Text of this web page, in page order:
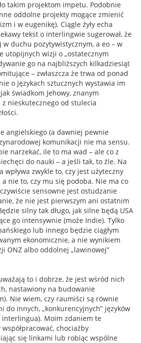
takim projektom impetu. Podobnie
oddolne projekty mogące zmienić
i w eugenikę). Ciągle żyły echa
tekst o interlingwie sugerował, że
w duchu pozytywistycznym, a eo – w
utopijnych wizji o „ostatecznym
go na najbliższych kilkadziesiąt
– zwłaszcza że trwa od ponad
o językach sztucznych wystawia im
świadkom Jehowy, znanym
nieskutecznego od stulecia
angielskiego (a dawniej pewnie
komunikacji nie ma sensu.
narzekać, ile to ma wad – ale co z
do nauki – a jeśli tak, to źle. Na
wpływa zwykle to, czy jest użyteczny
a nie to, czy mu się podoba. Nie ma co
sensowne jest ostudzanie
że nie jest pierwszym ani ostatnim
silny tak długo, jak silne będą USA
go intensywnie (może Indie). Tylko
lub innego będzie ciągłym
ekonomicznie, a nie wynikiem
ONZ albo oddolnej „lawinowej”
to i dobrze, że jest wśród nich
nastawiony na budowanie
Nie wiem, czy raumiści są równie
do innych, „konkurencyjnych” języków
Moim zdaniem te
chociażby
się linkami lub robiąc wspólne